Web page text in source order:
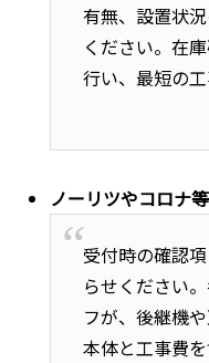
有無、設置状
ください。在
行い、最短の
ノーリツやコロナ
受付時の確認
らせください
フが、後継機
本体と工事費